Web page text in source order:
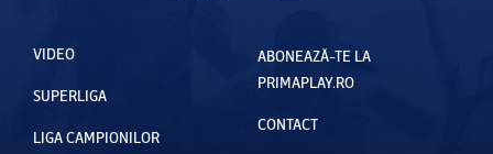
VIDEO
SUPERLIGA
LIGA CAMPIONILOR
ABONEAZĂ-TE LA
PRIMAPLAY.RO
CONTACT